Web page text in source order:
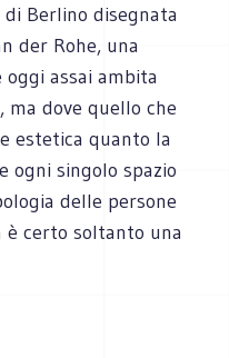
Berlino disegnata
der Rohe, una
assai ambita
dove quello che
estetica quanto la
ogni singolo spazio
delle persone
è certo soltanto una